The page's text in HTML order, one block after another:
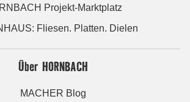
Projekt-Marktplatz
Fliesen. Platten. Dielen
Über HORNBACH
MACHER Blog